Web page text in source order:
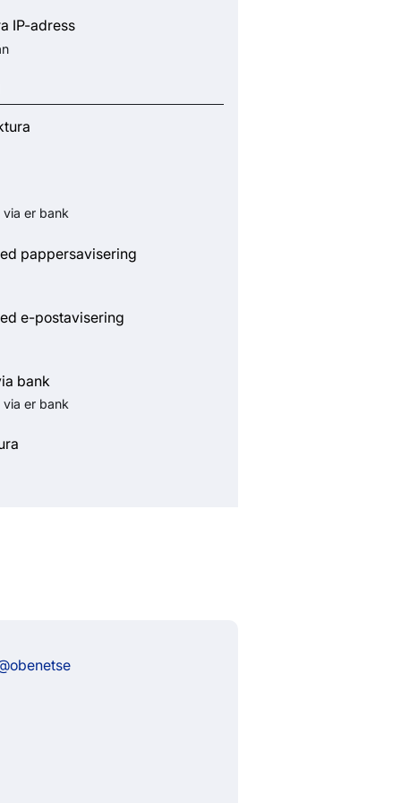
IP-adress
er bank
pappersavisering
e-postavisering
bank
er bank